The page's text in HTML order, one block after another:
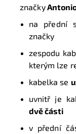
značky
na přední
značky
zespodu
kterým lze
kabelka se
uvnitř je
dvě části
v přední